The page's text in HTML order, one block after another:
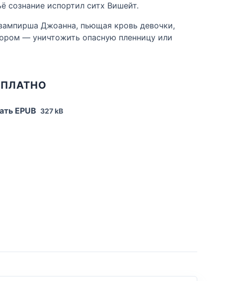
испортил ситх Вишейт.
Джоанна, пьющая кровь девочки,
— уничтожить опасную пленницу или
EPUB 327 kB